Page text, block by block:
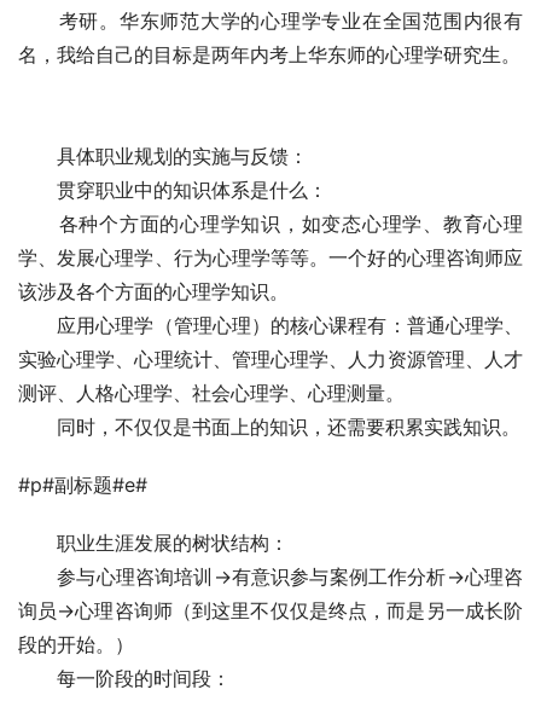
考研。华东师范大学的心理学专业在全国范围内很有
名，我给自己的目标是两年内考上华东师的心理学研究生。
具体职业规划的实施与反馈：
贯穿职业中的知识体系是什么：
各种个方面的心理学知识，如变态心理学、教育心理
学、发展心理学、行为心理学等等。一个好的心理咨询师应
该涉及各个方面的心理学知识。
应用心理学（管理心理）的核心课程有：普通心理学、
实验心理学、心理统计、管理心理学、人力资源管理、人才
测评、人格心理学、社会心理学、心理测量。
同时，不仅仅是书面上的知识，还需要积累实践知识。
#p#副标题#e#
职业生涯发展的树状结构：
参与心理咨询培训→有意识参与案例工作分析→心理咨
询员→心理咨询师（到这里不仅仅是终点，而是另一成长阶
段的开始。）
每一阶段的时间段：